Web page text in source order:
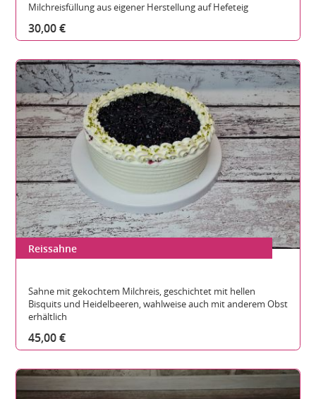
Milchreisfüllung aus eigener Herstellung auf Hefeteig
30,00 €
Gesamthöhe:
Durchmesser:
Reissahne
Sahne mit gekochtem Milchreis, geschichtet mit hellen
Bisquits und Heidelbeeren, wahlweise auch mit anderem Obst
erhältlich
45,00 €